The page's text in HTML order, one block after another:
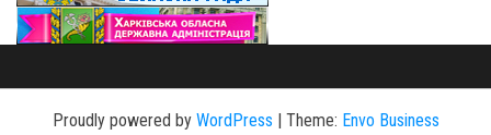
Proudly powered by WordPress | Theme: Envo Business